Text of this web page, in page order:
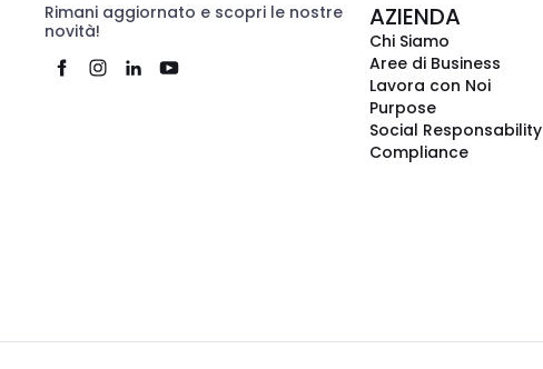
Rimani aggiornato e scopri le nostre
novità!
AZIENDA
Chi Siamo
Aree di Business
Lavora con Noi
Purpose
Social Responsability
Compliance